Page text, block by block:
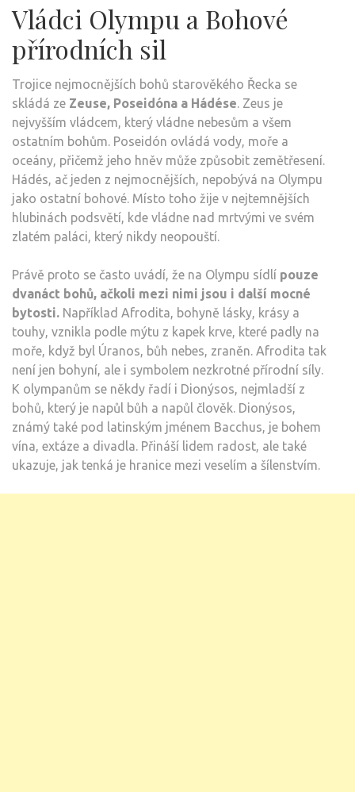
Vládci Olympu a Bohové
přírodních sil
Trojice nejmocnějších bohů starověkého Řecka se
skládá ze Zeuse, Poseidóna a Hádése. Zeus je
nejvyšším vládcem, který vládne nebesům a všem
ostatním bohům. Poseidón ovládá vody, moře a
oceány, přičemž jeho hněv může způsobit zemětřesení.
Hádés, ač jeden z nejmocnějších, nepobývá na Olympu
jako ostatní bohové. Místo toho žije v nejtemnějších
hlubinách podsvětí, kde vládne nad mrtvými ve svém
zlatém paláci, který nikdy neopouští.
Právě proto se často uvádí, že na Olympu sídlí pouze
dvanáct bohů, ačkoli mezi nimi jsou i další mocné
bytosti. Například Afrodita, bohyně lásky, krásy a
touhy, vznikla podle mýtu z kapek krve, které padly na
moře, když byl Úranos, bůh nebes, zraněn. Afrodita tak
není jen bohyní, ale i symbolem nezkrotné přírodní síly.
K olympanům se někdy řadí i Dionýsos, nejmladší z
bohů, který je napůl bůh a napůl člověk. Dionýsos,
známý také pod latinským jménem Bacchus, je bohem
vína, extáze a divadla. Přináší lidem radost, ale také
ukazuje, jak tenká je hranice mezi veselím a šílenstvím.